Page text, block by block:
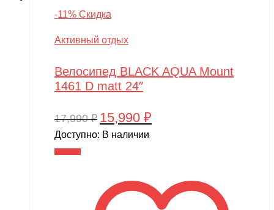
-11% Скидка
Активный отдых
Велосипед BLACK AQUA Mount
1461 D matt 24″
17,990₽ Первоначальная
цена
15,990 ₽
Доступно: В наличии